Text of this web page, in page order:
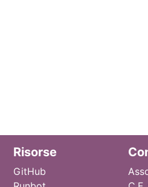
Risorse
GitHub